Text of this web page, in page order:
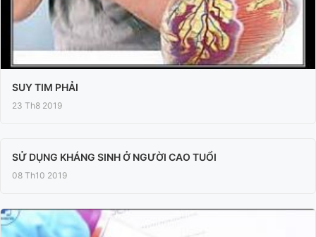
SUY TIM PHẢI
23 Th8 2019
SỬ DỤNG KHÁNG SINH Ở NGƯỜI CAO TUỔI
08 Th10 2019